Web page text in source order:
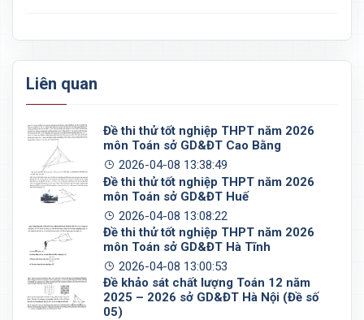
Liên quan
Đề thi thử tốt nghiệp THPT năm 2026
môn Toán sở GD&ĐT Cao Bằng
2026-04-08 13:38:49
Đề thi thử tốt nghiệp THPT năm 2026
môn Toán sở GD&ĐT Huế
2026-04-08 13:08:22
Đề thi thử tốt nghiệp THPT năm 2026
môn Toán sở GD&ĐT Hà Tĩnh
2026-04-08 13:00:53
Đề khảo sát chất lượng Toán 12 năm
2025 – 2026 sở GD&ĐT Hà Nội (Đề số
05)